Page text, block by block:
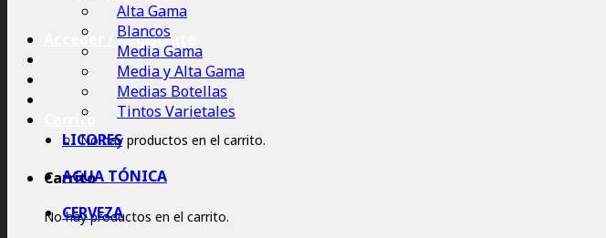
Acceder / Regístrate
Carrito
No hay productos en el carrito.
Carrito
No hay productos en el carrito.
Alta Gama
Blancos
Media Gama
Media y Alta Gama
Medias Botellas
Tintos Varietales
LICORES
AGUA TÓNICA
CERVEZA